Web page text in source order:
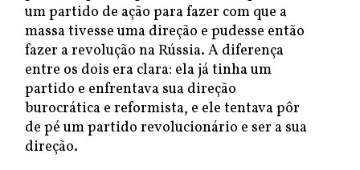
um partido de ação para fazer com que a
massa tivesse uma direção e pudesse então
fazer a revolução na Rússia. A diferença
entre os dois era clara: ela já tinha um
partido e enfrentava sua direção
burocrática e reformista, e ele tentava pôr
de pé um partido revolucionário e ser a sua
direção.